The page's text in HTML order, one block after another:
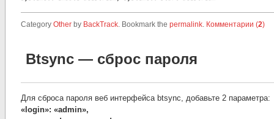
Category Other by BackTrack. Bookmark the permalink. Комментарии (2)
Btsync — сброс пароля
Для сброса пароля веб интерфейса btsync, добавьте 2 параметра:
«login»: «admin»,